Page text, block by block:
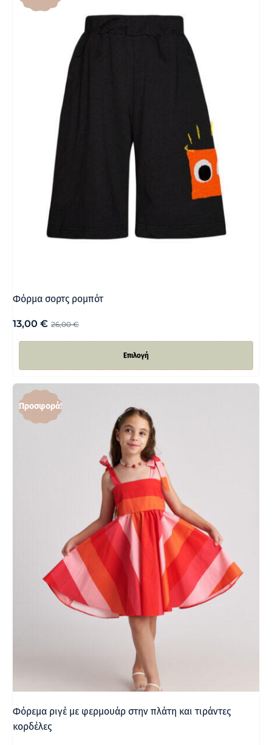
Φόρμα σορτς ρομπότ
26,00€
13,00 €
Επιλογή
Προσφορά!
Φόρεμα ριγέ με φερμουάρ στην πλάτη και τιράντες
κορδέλες